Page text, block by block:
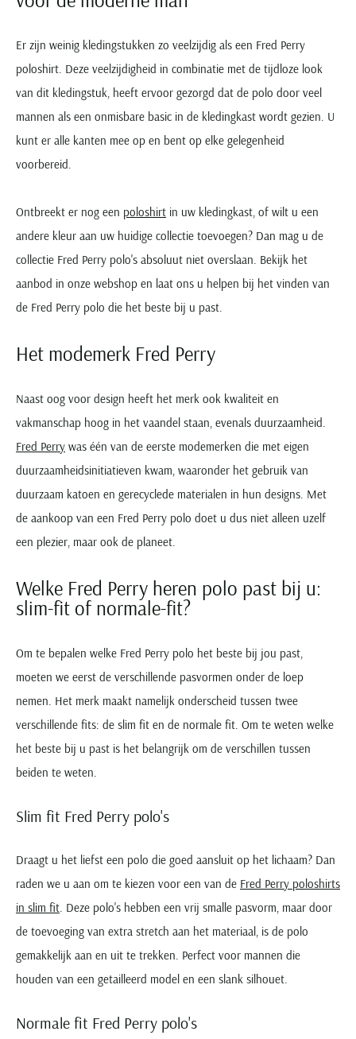
Er zijn weinig kledingstukken zo veelzijdig als een Fred Perry
poloshirt. Deze veelzijdigheid in combinatie met de tijdloze look
van dit kledingstuk, heeft ervoor gezorgd dat de polo door veel
mannen als een onmisbare basic in de kledingkast wordt gezien. U
kunt er alle kanten mee op en bent op elke gelegenheid
voorbereid.
Ontbreekt er nog een poloshirt in uw kledingkast, of wilt u een
andere kleur aan uw huidige collectie toevoegen? Dan mag u de
collectie Fred Perry polo's absoluut niet overslaan. Bekijk het
aanbod in onze webshop en laat ons u helpen bij het vinden van
de Fred Perry polo die het beste bij u past.
Het modemerk Fred Perry
Naast oog voor design heeft het merk ook kwaliteit en
vakmanschap hoog in het vaandel staan, evenals duurzaamheid.
Fred Perry was één van de eerste modemerken die met eigen
duurzaamheidsinitiatieven kwam, waaronder het gebruik van
duurzaam katoen en gerecyclede materialen in hun designs. Met
de aankoop van een Fred Perry polo doet u dus niet alleen uzelf
een plezier, maar ook de planeet.
Welke Fred Perry heren polo past bij u:
slim-fit of normale-fit?
Om te bepalen welke Fred Perry polo het beste bij jou past,
moeten we eerst de verschillende pasvormen onder de loep
nemen. Het merk maakt namelijk onderscheid tussen twee
verschillende fits: de slim fit en de normale fit. Om te weten welke
het beste bij u past is het belangrijk om de verschillen tussen
beiden te weten.
Slim fit Fred Perry polo's
Draagt u het liefst een polo die goed aansluit op het lichaam? Dan
raden we u aan om te kiezen voor een van de Fred Perry poloshirts
in slim fit. Deze polo's hebben een vrij smalle pasvorm, maar door
de toevoeging van extra stretch aan het materiaal, is de polo
gemakkelijk aan en uit te trekken. Perfect voor mannen die
houden van een getailleerd model en een slank silhouet.
Normale fit Fred Perry polo's